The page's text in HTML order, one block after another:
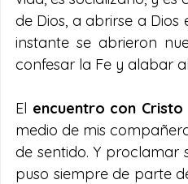
de Dios, a abrirse a
instante se abrieron
confesar la Fe y alabar
El encuentro con Cristo
medio de mis
de sentido. Y proclamar
puso siempre de parte